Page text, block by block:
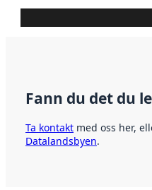
Fann du det du
Ta kontakt med oss her,
Datalandsbyen.